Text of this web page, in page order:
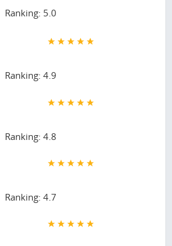
Ranking: 5.0
Ranking: 4.9
Ranking: 4.8
Ranking: 4.7